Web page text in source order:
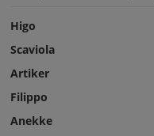
Higo
Scaviola
Artiker
Filippo
Anekke